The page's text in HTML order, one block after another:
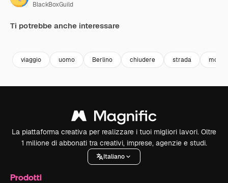
BlackBoxGuild
Ti potrebbe anche interessare
viaggio uomo Berlino chiudere strada
La piattaforma creativa per realizzare i tuoi migliori lavori. Oltre
1 milione di abbonati tra creativi, imprese, agenzie e studi.
Italiano
Prodotti